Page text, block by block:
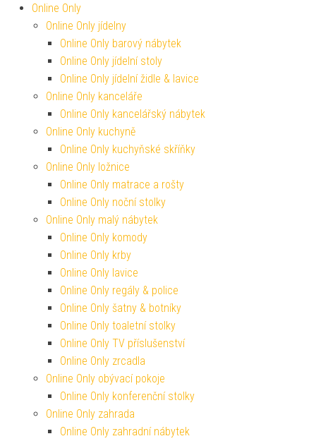
Online Only
Online Only jídelny
Online Only barový nábytek
Online Only jídelní stoly
Online Only jídelní židle & lavice
Online Only kanceláře
Online Only kancelářský nábytek
Online Only kuchyně
Online Only kuchyňské skříňky
Online Only ložnice
Online Only matrace a rošty
Online Only noční stolky
Online Only malý nábytek
Online Only komody
Online Only krby
Online Only lavice
Online Only regály & police
Online Only šatny & botníky
Online Only toaletní stolky
Online Only TV příslušenství
Online Only zrcadla
Online Only obývací pokoje
Online Only konferenční stolky
Online Only zahrada
Online Only zahradní nábytek